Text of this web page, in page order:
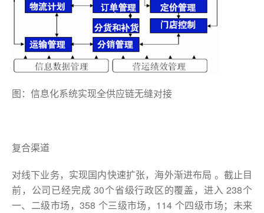
图：信息化系统实现全供应链无缝对接
复合渠道
对线下业务，实现国内快速扩张，海外渐进布局 。截止目
前，公司已经完成 30个省级行政区的覆盖，进入 238个
一、二级市场，358 个三级市场，114 个四级市场；未来